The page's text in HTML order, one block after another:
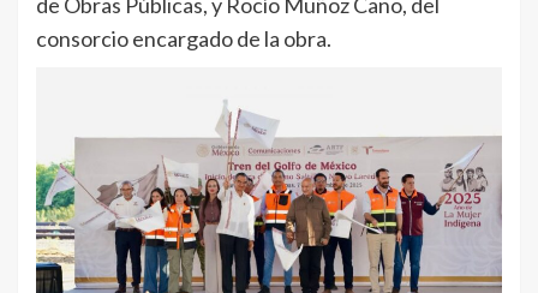
consorcio encargado de la obra.